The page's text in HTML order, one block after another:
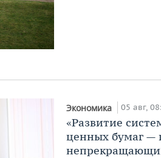
Экономика 05 авг,
«Развитие
ценных бумаг —